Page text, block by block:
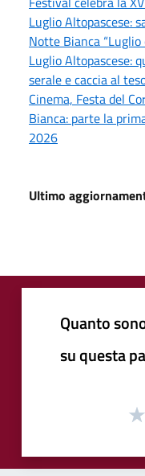
Luglio Altopascese:
Notte Bianca “Luglio
Luglio Altopascese:
serale e caccia al
Cinema, Festa del
Bianca: parte la
2026
Ultimo
Quanto
su questa